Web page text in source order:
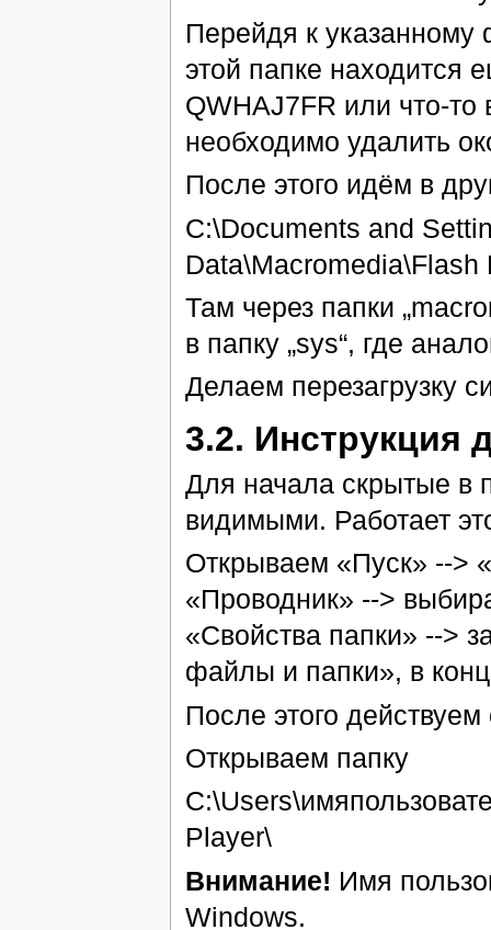
Перейдя к указанному
этой папке находится
QWHAJ7FR или что-то
необходимо удалить
После этого идём в
C:\Documents and
Data\Macromedia\Flash
Там через папки
в папку „sys“, где
Делаем перезагрузку
3.2. Инструкция
Для начала скрытые в
видимыми. Работает
Открываем «Пуск» -->
«Проводник» -->
«Свойства папки» -->
файлы и папки», в
После этого
Открываем папку
Player\
Внимание! Имя
Windows.